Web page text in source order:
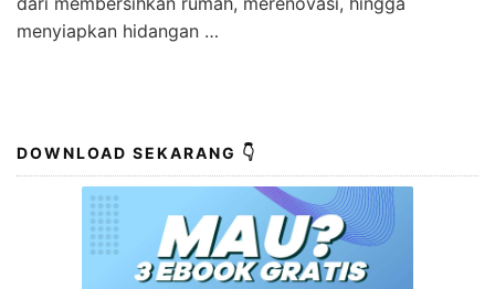
menyiapkan hidangan …
DOWNLOAD SEKARANG 👇